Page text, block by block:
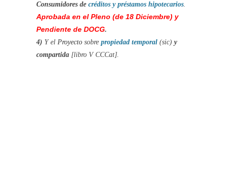
Consumidores de créditos y préstamos hipotecarios.
Aprobada en el Pleno (de 18 Diciembre) y
Pendiente de DOCG.
4) Y el Proyecto sobre propiedad temporal (sic) y
compartida [libro V CCCat].